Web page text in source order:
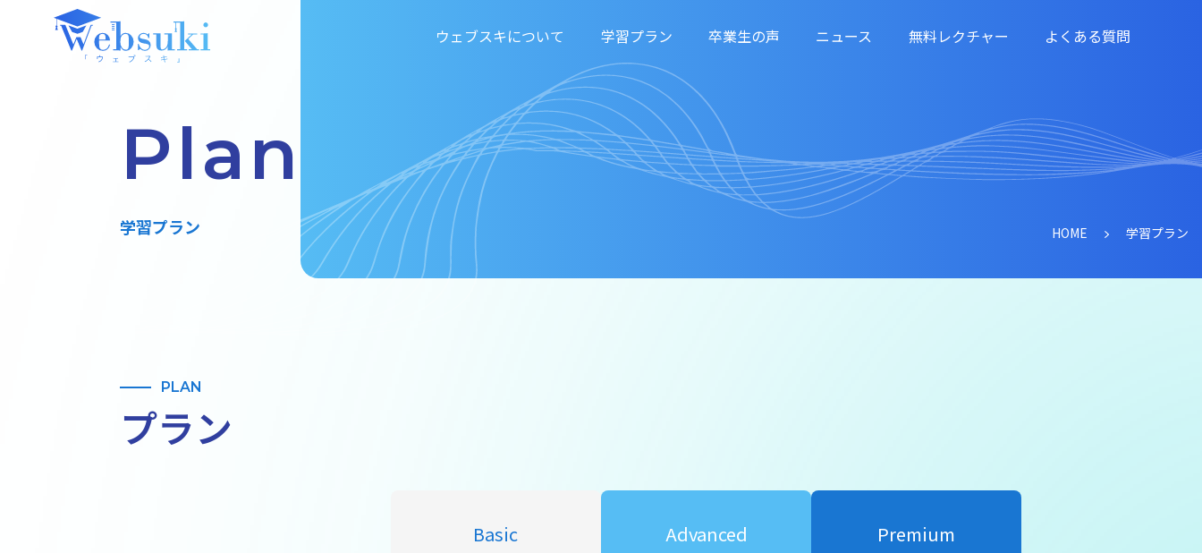
ウェブスキについて 学習プラン 卒業生の声 ニュース 無料レクチャー よくある質問
Plan
学習プラン HOME 学習プラン
PLAN
プラン
Basic Advanced Premium